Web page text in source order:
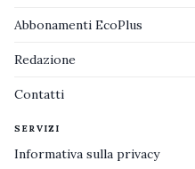
Abbonamenti EcoPlus
Redazione
Contatti
SERVIZI
Informativa sulla privacy